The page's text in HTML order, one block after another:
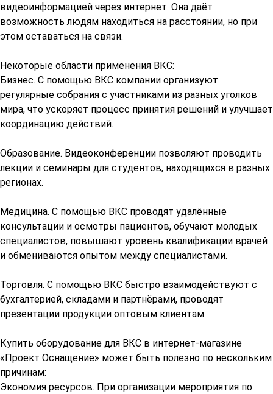
видеоинформацией через интернет. Она даёт
возможность людям находиться на расстоянии, но при
этом оставаться на связи.
Некоторые области применения ВКС:
Бизнес. С помощью ВКС компании организуют
регулярные собрания с участниками из разных уголков
мира, что ускоряет процесс принятия решений и улучшает
координацию действий.
Образование. Видеоконференции позволяют проводить
лекции и семинары для студентов, находящихся в разных
регионах.
Медицина. С помощью ВКС проводят удалённые
консультации и осмотры пациентов, обучают молодых
специалистов, повышают уровень квалификации врачей
и обмениваются опытом между специалистами.
Торговля. С помощью ВКС быстро взаимодействуют с
бухгалтерией, складами и партнёрами, проводят
презентации продукции оптовым клиентам.
Купить оборудование для ВКС в интернет-магазине
«Проект Оснащение» может быть полезно по нескольким
причинам:
Экономия ресурсов. При организации мероприятия по